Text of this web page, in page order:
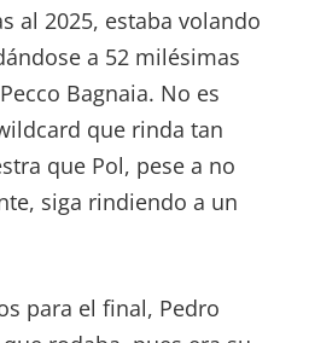
al 2025, estaba volando
a 52 milésimas
Bagnaia. No es
que rinda tan
que Pol, pese a no
siga rindiendo a un
para el final, Pedro